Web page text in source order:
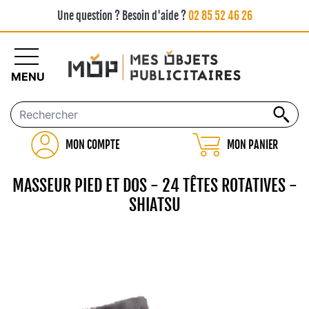
Une question ? Besoin d'aide ?02 85 52 46 26
MON COMPTE MON PANIER
MENU
MASSEUR PIED ET DOS - 24 TÊTES ROTATIVES -
SHIATSU